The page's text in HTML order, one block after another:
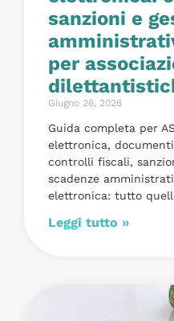
sanzioni e
per
Giugno 26, 2026
Guida completa per
elettronica,
controlli fiscali,
scadenze
elettronica: tutto
Leggi tutto »